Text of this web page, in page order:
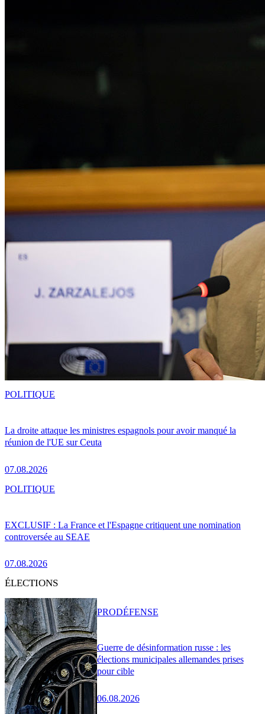
La droite attaque les ministres espagnols pour avoir manqué la
réunion de l'UE sur Ceuta
07.08.2026
POLITIQUE
EXCLUSIF : La France et l'Espagne critiquent une nomination
controversée au SEAE
07.08.2026
POLITIQUE
ÉLECTIONS
Guerre de désinformation russe : les
élections municipales allemandes prises
pour cible
06.08.2026
PRODÉFENSE